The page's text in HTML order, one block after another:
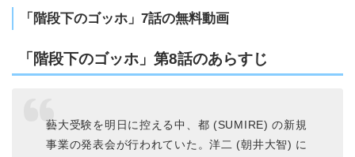
「階段下のゴッホ」7話の無料動画
「階段下のゴッホ」第8話のあらすじ
藝大受験を明日に控える中、都 (SUMIRE) の新規
事業の発表会が行われていた。洋二 (朝井大智) に